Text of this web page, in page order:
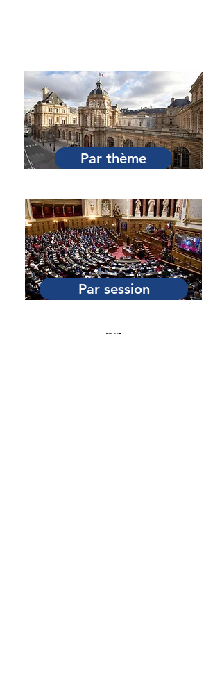
Par Sénateur
Par thème
Par session